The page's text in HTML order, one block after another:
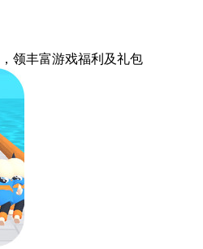
，领丰富游戏福利 及礼包